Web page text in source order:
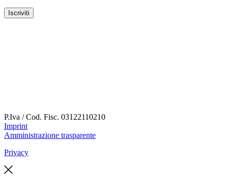
P.Iva / Cod. Fisc. 03122110210
Imprint
Amministrazione trasparente
Privacy